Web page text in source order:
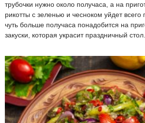
трубочки нужно около получаса, а на
рикотты с зеленью и чесноком уйдет
чуть больше получаса понадобится на
закуски, которая украсит праздничный стол.